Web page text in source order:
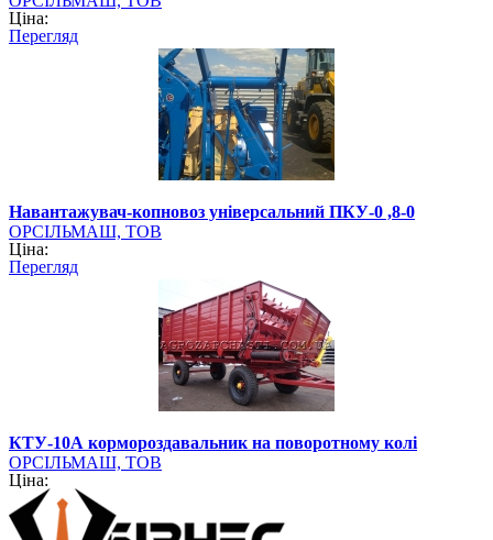
Ціна:
Перегляд
Навантажувач-копновоз універсальний ПКУ-0 ,8-0
ОРСІЛЬМАШ, ТОВ
Ціна:
Перегляд
КТУ-10А кормороздавальник на поворотному колі
ОРСІЛЬМАШ, ТОВ
Ціна: